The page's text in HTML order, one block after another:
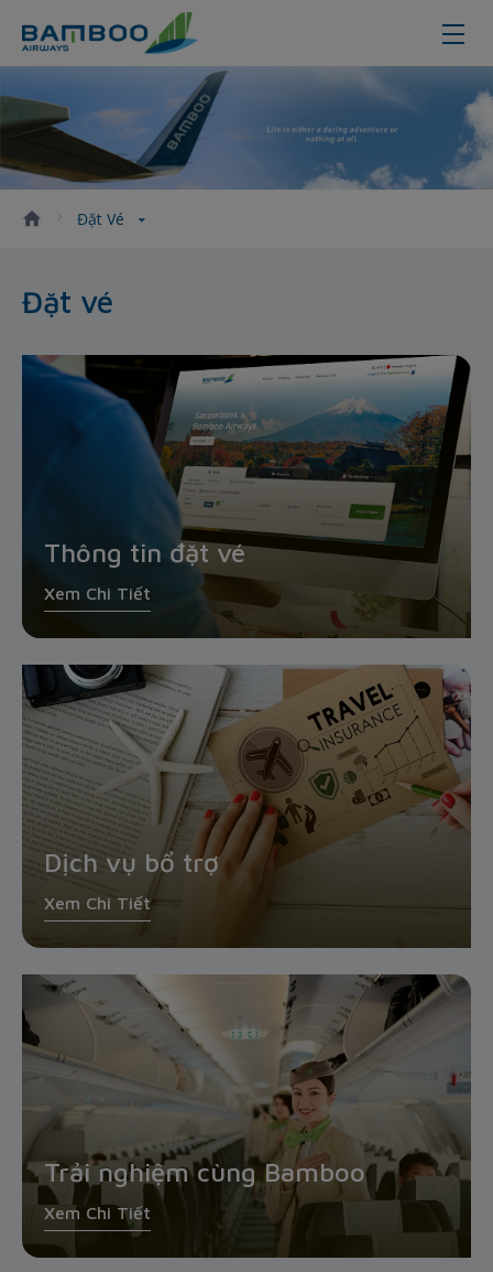
Thông tin đặt vé máy bay
Đặt Vé
Đặt vé
Thông tin đặt vé
Xem Chi Tiết
Dịch vụ bổ trợ
Xem Chi Tiết
Trải nghiệm cùng Bamboo
Xem Chi Tiết